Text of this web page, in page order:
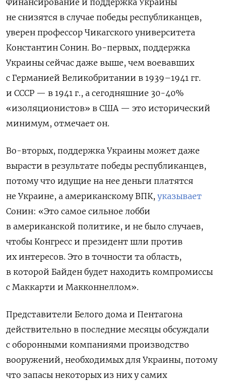
Финансирование и поддержка Украины
не снизятся в случае победы республиканцев,
уверен профессор Чикагского университета
Константин Сонин. Во-первых, поддержка
Украины сейчас даже выше, чем воевавших
с Германией Великобритании в 1939–1941 гг.
и СССР — в 1941 г., а сегодняшние 30-40%
«изоляционистов» в США — это исторический
минимум, отмечает он.
Во-вторых, поддержка Украины может даже
вырасти в результате победы республиканцев,
потому что идущие на нее деньги платятся
не Украине, а американскому ВПК, указывает
Сонин: «Это самое сильное лобби
в американской политике, и не было случаев,
чтобы Конгресс и президент шли против
их интересов. Это в точности та область,
в которой Байден будет находить компромиссы
с Маккарти и Макконнеллом».
Представители Белого дома и Пентагона
действительно в последние месяцы обсуждали
с оборонными компаниями производство
вооружений, необходимых для Украины, потому
что запасы некоторых из них у самих